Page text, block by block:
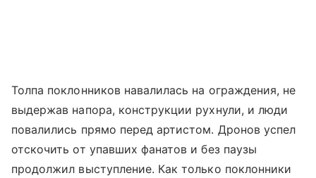
Толпа поклонников навалилась на ограждения, не
выдержав напора, конструкции рухнули, и люди
повалились прямо перед артистом. Дронов успел
отскочить от упавших фанатов и без паузы
продолжил выступление. Как только поклонники